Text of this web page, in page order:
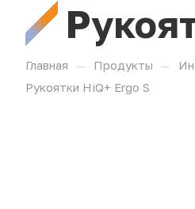
Главная — Продукты —
Рукоятки HiQ+ Ergo S